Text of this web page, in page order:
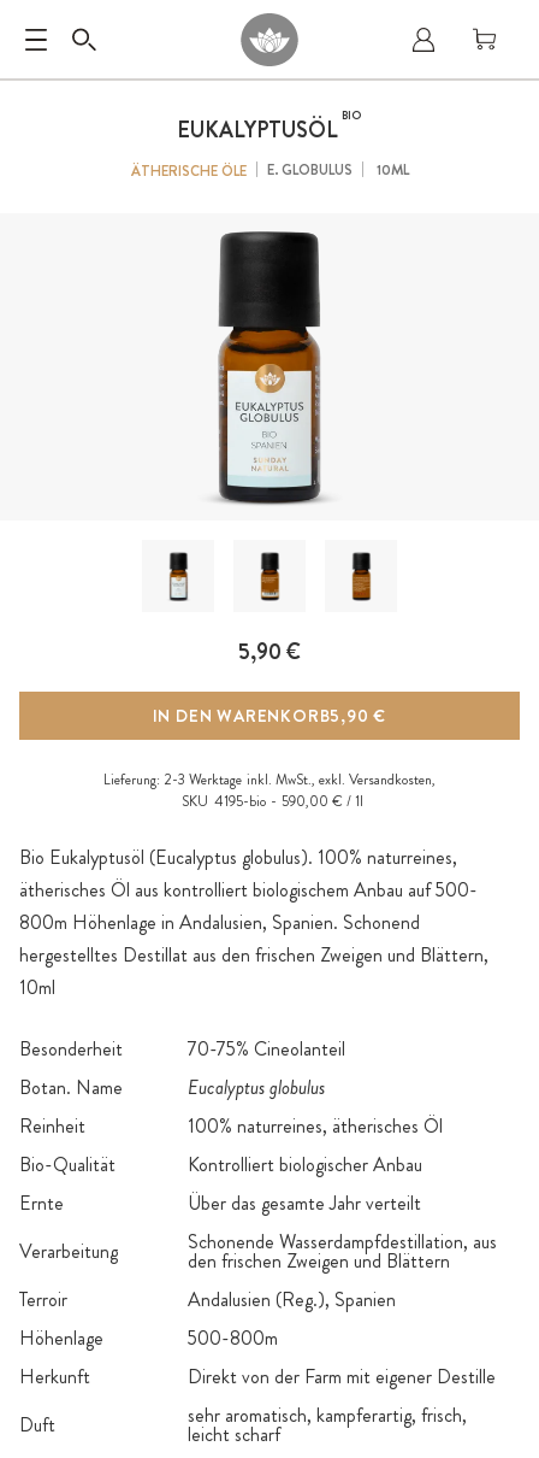
EUKALYPTUSÖLBIO
ÄTHERISCHE ÖLE E. GLOBULUS 10ML
Bio Eukalyptusöl (Eucalyptus globulus). 100% naturreines,
ätherisches Öl aus kontrolliert biologischem Anbau auf 500-
800m Höhenlage in Andalusien, Spanien. Schonend
hergestelltes Destillat aus den frischen Zweigen und Blättern,
10ml
Besonderheit
70-75% Cineolanteil
Botan. Name
Eucalyptus globulus
Reinheit
100% naturreines, ätherisches Öl
Bio-Qualität
Kontrolliert biologischer Anbau
Ernte
Über das gesamte Jahr verteilt
Verarbeitung
Schonende Wasserdampfdestillation, aus
den frischen Zweigen und Blättern
Terroir
Andalusien (Reg.), Spanien
Höhenlage
500-800m
Herkunft
Direkt von der Farm mit eigener Destille
Duft
sehr aromatisch, kampferartig, frisch,
leicht scharf
5,90 €
IN DEN WARENKORB5,90 €
Lieferung: 2-3 Werktage inkl. MwSt., exkl. Versandkosten,
SKU 4195-bio 590,00 € / 1l